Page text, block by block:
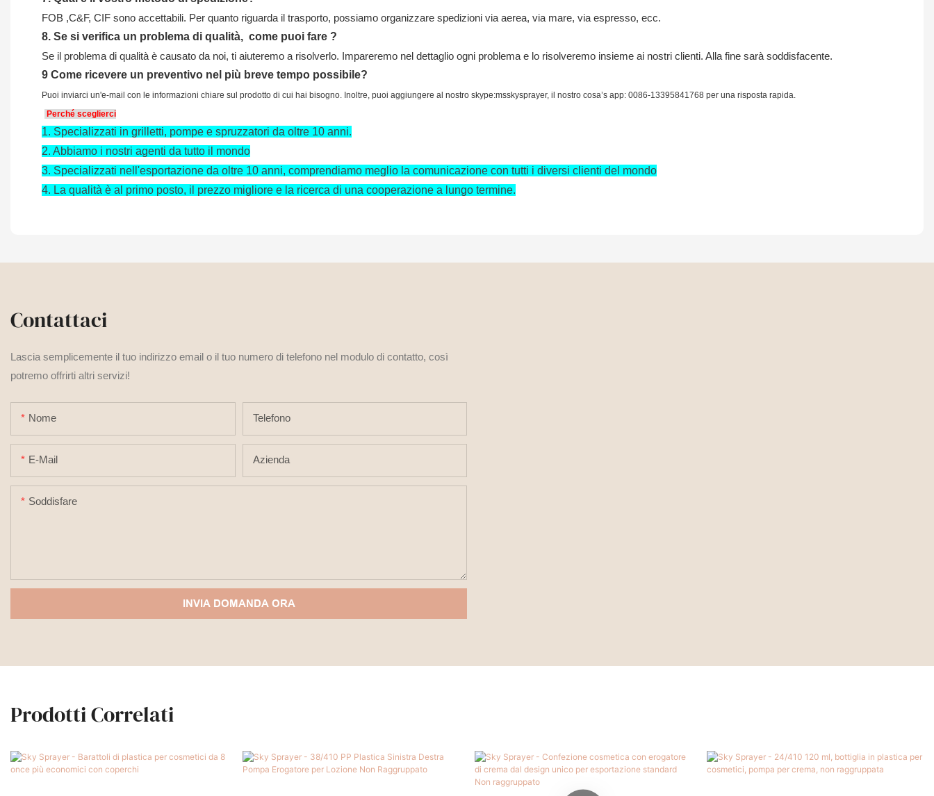
FOB ,C&F, CIF sono accettabili. Per quanto riguarda il trasporto, possiamo organizzare spedizioni via aerea, via mare, via espresso, ecc.
8. Se si verifica un problema di qualità, come puoi fare ?
Se il problema di qualità è causato da noi, ti aiuteremo a risolverlo. Impareremo nel dettaglio ogni problema e lo risolveremo insieme ai nostri clienti. Alla fine sarà soddisfacente.
9 Come ricevere un preventivo nel più breve tempo possibile?
Puoi inviarci un'e-mail con le informazioni chiare sul prodotto di cui hai bisogno. Inoltre, puoi aggiungere al nostro skype:msskysprayer, il nostro cosa’s app: 0086-13395841768 per una risposta rapida.
Perché sceglierci
1. Specializzati in grilletti, pompe e spruzzatori da oltre 10 anni.
2. Abbiamo i nostri agenti da tutto il mondo
3. Specializzati nell'esportazione da oltre 10 anni, comprendiamo meglio la comunicazione con tutti i diversi clienti del mondo
4. La qualità è al primo posto, il prezzo migliore e la ricerca di una cooperazione a lungo termine.
Contattaci
Lascia semplicemente il tuo indirizzo email o il tuo numero di telefono nel modulo di contatto, così
potremo offrirti altri servizi!
Nome Telefono
E-Mail Azienda
Soddisfare
INVIA DOMANDA ORA
Prodotti Correlati